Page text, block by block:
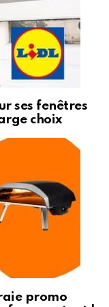
ses fenêtres
choix
promo